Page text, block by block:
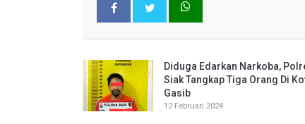
Diduga Edarkan Narkoba,
Siak Tangkap Tiga Orang Di
Gasib
12 Februari 2024